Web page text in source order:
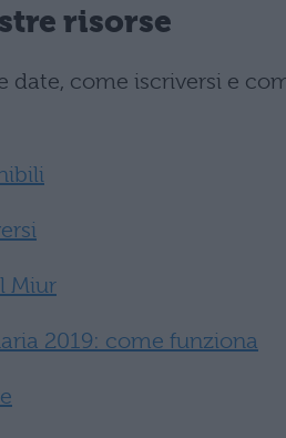
risorse
date, come iscriversi e
Miur
2019: come funziona